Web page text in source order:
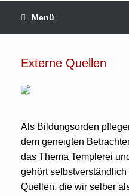
Menü
Externe Quellen
Als Bildungsorden
dem geneigten
das Thema Templerei
gehört
Quellen, die wir selber